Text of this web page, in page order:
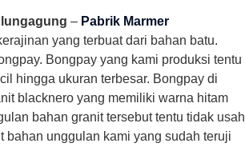
– Pabrik Marmer
yang terbuat dari bahan batu.
Bongpay yang kami produksi tentu
hingga ukuran terbesar. Bongpay di
blacknero yang memiliki warna hitam
bahan granit tersebut tentu tidak usah
bahan unggulan kami yang sudah teruji